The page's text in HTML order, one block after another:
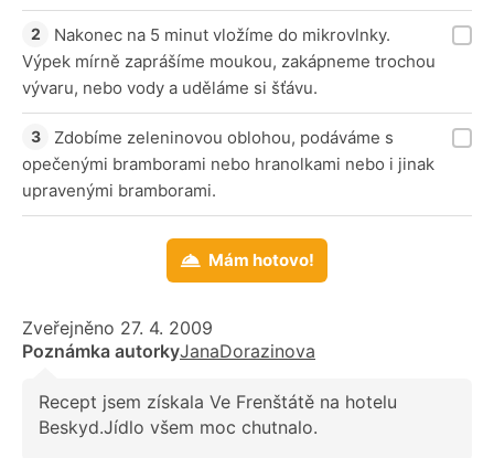
Nakonec na 5 minut vložíme do mikrovlnky.
Výpek mírně zaprášíme moukou, zakápneme trochou
vývaru, nebo vody a uděláme si šťávu.
Zdobíme zeleninovou oblohou, podáváme s
opečenými bramborami nebo hranolkami nebo i jinak
upravenými bramborami.
Mám hotovo!
Zveřejněno 27. 4. 2009
Poznámka autorkyJanaDorazinova
Recept jsem získala Ve Frenštátě na hotelu
Beskyd.Jídlo všem moc chutnalo.